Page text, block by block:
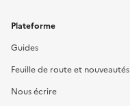
Plateforme
Guides
Feuille de route et nouveautés
Nous écrire